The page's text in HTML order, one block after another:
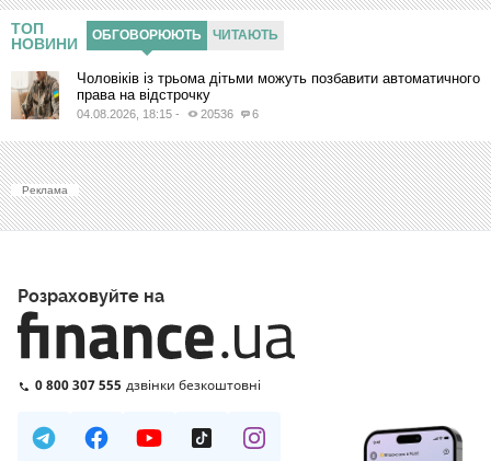
ТОП
НОВИНИ
ОБГОВОРЮЮТЬ ЧИТАЮТЬ
Чоловіків із трьома дітьми можуть позбавити автоматичного
права на відстрочку
04.08.2026, 18:15 - 20536 6
Реклама
Розраховуйте на
0 800 307 555 дзвінки безкоштовні